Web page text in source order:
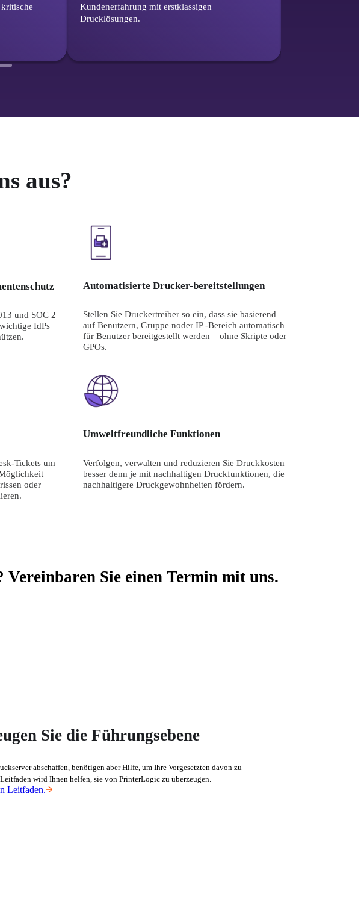
Kundenerfahrung mit erstklassigen
Drucklösungen.
aus?
und SOC 2
IdPs
Automatisierte Drucker-bereitstellungen
Stellen Sie Druckertreiber so ein, dass sie basierend
auf Benutzern, Gruppe noder IP -Bereich automatisch
für Benutzer bereitgestellt werden – ohne Skripte oder
GPOs.
Tickets um
oder
Umweltfreundliche Funktionen
Verfolgen, verwalten und reduzieren Sie Druckkosten
besser denn je mit nachhaltigen Druckfunktionen, die
nachhaltigere Druckgewohnheiten fördern.
Sie einen Termin mit uns.
Sie die Führungsebene
abschaffen, benötigen aber Hilfe, um Ihre Vorgesetzten davon zu
wird Ihnen helfen, sie von PrinterLogic zu überzeugen.
Leitfaden.